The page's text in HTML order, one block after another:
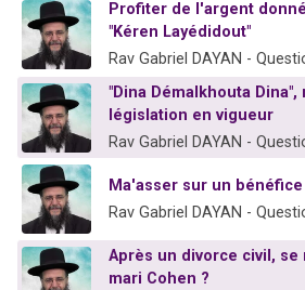
Profiter de l'argent
"Kéren Layédidout"
Rav Gabriel DAYAN -
"Dina Démalkhouta
législation en vigueur
Rav Gabriel DAYAN -
Ma'asser sur un
Rav Gabriel DAYAN -
Après un divorce civil, se
mari Cohen ?